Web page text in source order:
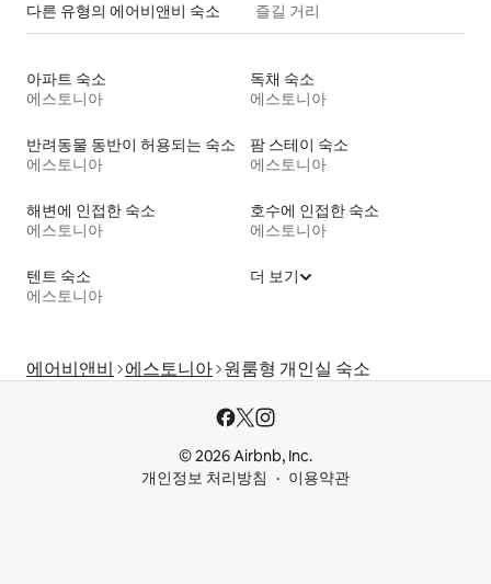
다른 유형의 에어비앤비 숙소 즐길 거리
아파트 숙소
에스토니아
독채 숙소
에스토니아
반려동물 동반이 허용되는 숙소
에스토니아
팜 스테이 숙소
에스토니아
해변에 인접한 숙소
에스토니아
호수에 인접한 숙소
에스토니아
텐트 숙소
에스토니아
더 보기
에어비앤비 에스토니아 원룸형 개인실 숙소
© 2026 Airbnb, Inc.
개인정보 처리방침
이용약관